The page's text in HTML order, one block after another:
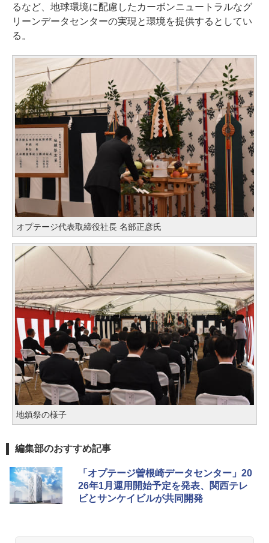
るなど、地球環境に配慮したカーボンニュートラルなグ
リーンデータセンターの実現と環境を提供するとしてい
る。
オプテージ代表取締役社長 名部正彦氏
地鎮祭の様子
編集部のおすすめ記事
「オプテージ曽根崎データセンター」20
26年1月運用開始予定を発表、関西テレ
ビとサンケイビルが共同開発